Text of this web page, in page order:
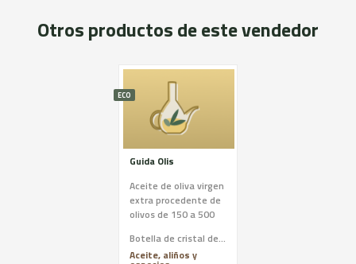
Otros productos de este vendedor
ECO
Guida Olis
Aceite de oliva virgen
extra procedente de
olivos de 150 a 500
proceso a ecologicoBotella de cristal de 500mm
Aceite, aliños y